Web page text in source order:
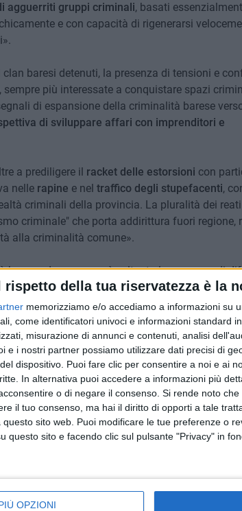
rispetto della tua riservatezza è la
memorizziamo e/o accediamo a informazioni su
come identificatori univoci e informazioni standard
misurazione di annunci e contenuti, analisi
e i nostri partner possiamo utilizzare dati precisi di
dispositivo. Puoi fare clic per consentire a noi e ai
In alternativa puoi accedere a informazioni più
o di negare il consenso. Si rende noto
il tuo consenso, ma hai il diritto di opporti a tale
sito web. Puoi modificare le tue preferenze o
questo sito e facendo clic sul pulsante "Privacy" in
OPZIONI
agguerriti gruppi criminali, basati
e con capacità di rigenerarsi
baresi detenuti, la presenza di tensioni e
più interessate a conquistare spazi
di espansione della criminalità barese
di sviluppare affari con imprenditori e
a prediligere il racket delle estorsioni con
nellerapine e nel traffico degli stupefacenti,
criminali della provincia. La pluralità dei reati
criminale" che porta addirittura fuori regione,
alla criminalità comune».
dunque, non è soltanto la presenza di
di ascesa delle giovani leve, ma anche la
«La contiguità dell'area urbana con quella
favorirel'interazione criminale tra il
maggiormente nell'area metropolitana, -
del capoluogo, e risultano particolarmente
o cessioni di potere ai vertici dei clan.
vicini la propria influenza criminale,
dall'
e Loseto, con influenza anche su Valenzano,